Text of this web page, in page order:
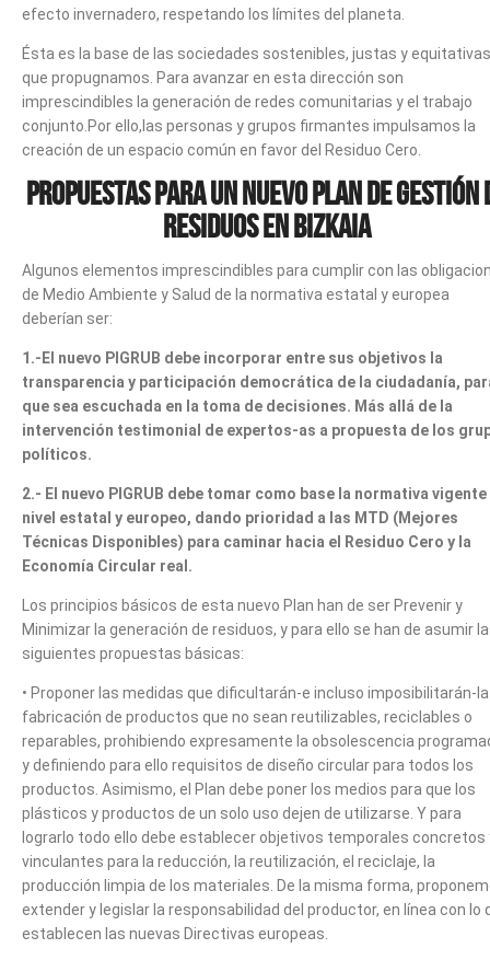
efecto invernadero, respetando los límites del planeta.
Ésta es la base de las sociedades sostenibles, justas y equitativas
que propugnamos. Para avanzar en esta dirección son
imprescindibles la generación de redes comunitarias y el trabajo
conjunto.Por ello,las personas y grupos firmantes impulsamos la
creación de un espacio común en favor del Residuo Cero.
PROPUESTAS PARA UN NUEVO PLAN DE GESTIÓN
RESIDUOS EN BIZKAIA
Algunos elementos imprescindibles para cumplir con las
de Medio Ambiente y Salud de la normativa estatal y europea
deberían ser:
1.-El nuevo PIGRUB debe incorporar entre sus objetivos la
transparencia y participación democrática de la ciudadanía,
que sea escuchada en la toma de decisiones. Más allá de la
intervención testimonial de expertos-as a propuesta de los
políticos.
2.- El nuevo PIGRUB debe tomar como base la normativa vigente
nivel estatal y europeo, dando prioridad a las MTD (Mejores
Técnicas Disponibles) para caminar hacia el Residuo Cero y la
Economía Circular real.
Los principios básicos de esta nuevo Plan han de ser Prevenir y
Minimizar la generación de residuos, y para ello se han de asumir
siguientes propuestas básicas:
• Proponer las medidas que dificultarán-e incluso imposibilitarán-la
fabricación de productos que no sean reutilizables, reciclables o
reparables, prohibiendo expresamente la obsolescencia
y definiendo para ello requisitos de diseño circular para todos los
productos. Asimismo, el Plan debe poner los medios para que los
plásticos y productos de un solo uso dejen de utilizarse. Y para
lograrlo todo ello debe establecer objetivos temporales concretos
vinculantes para la reducción, la reutilización, el reciclaje, la
producción limpia de los materiales. De la misma forma,
extender y legislar la responsabilidad del productor, en línea con lo
establecen las nuevas Directivas europeas.